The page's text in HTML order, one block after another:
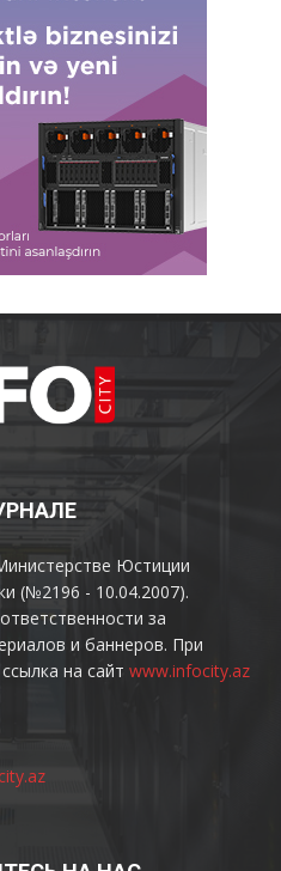
Юстиции
(№2196 - 10.04.2007).
за
и баннеров. При
на сайт www.infocity.az